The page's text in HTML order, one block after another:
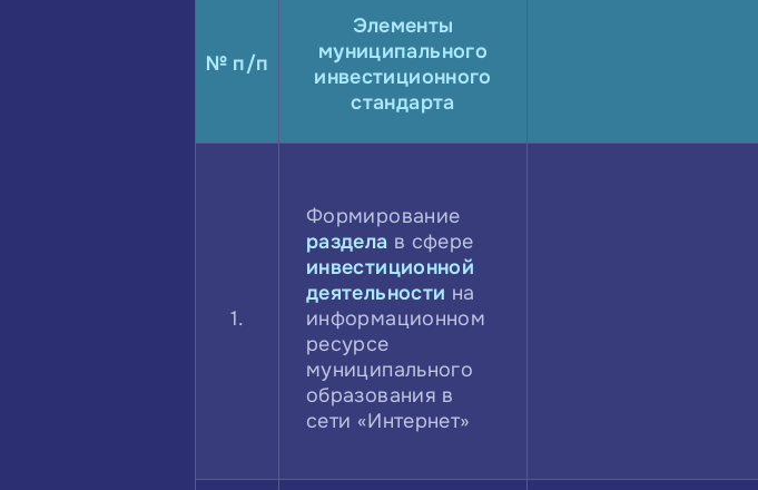
№ п/п
Элементы
муниципального
инвестиционного
стандарта
1.
Формирование
раздела в сфере
инвестиционной
деятельности на
информационном
ресурсе
муниципального
образования в
сети «Интернет»